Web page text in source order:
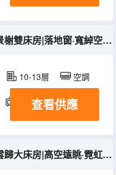
觀音橋·景榭雙床房|落地窗·寬綽空間·城景盡收
10-13層 空調
電視機
查看供應
觀音橋·雲歸大床房|高空遠眺·霓虹璀璨·温馨空間